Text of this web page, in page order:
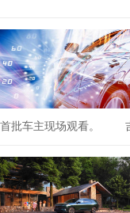
首批车主现场观看。